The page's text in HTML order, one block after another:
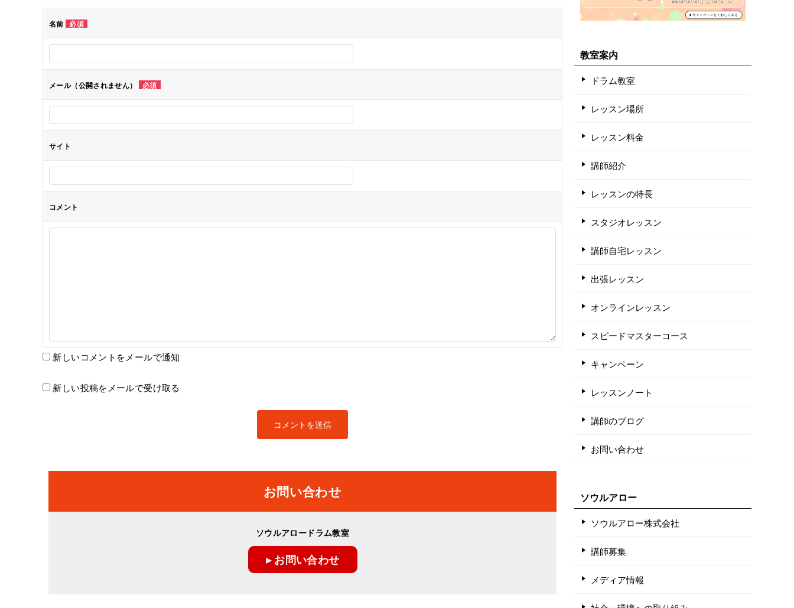
ゲ
ー
シ
ョ
名前 必須
メール（公開されません） 必須
サイト
コメント
新しいコメントをメールで通知
新しい投稿をメールで受け取る
お問い合わせ
ソウルアロードラム教室
▸ お問い合わせ
教室案内
ドラム教室
レッスン場所
レッスン料金
講師紹介
レッスンの特長
スタジオレッスン
講師自宅レッスン
出張レッスン
オンラインレッスン
スピードマスターコース
キャンペーン
レッスンノート
講師のブログ
お問い合わせ
ソウルアロー
ソウルアロー株式会社
講師募集
メディア情報